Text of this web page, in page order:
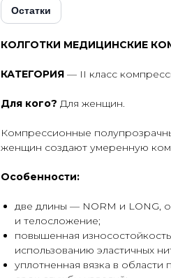
Остатки
КОЛГОТКИ МЕДИЦИНСКИЕ
КАТЕГОРИЯ — II класс
Для кого? Для женщин.
Компрессионные
женщин создают умеренную
Особенности:
две длины — NORM и LONG,
и телосложение;
повышенная
использованию эластичных
уплотненная вязка в области